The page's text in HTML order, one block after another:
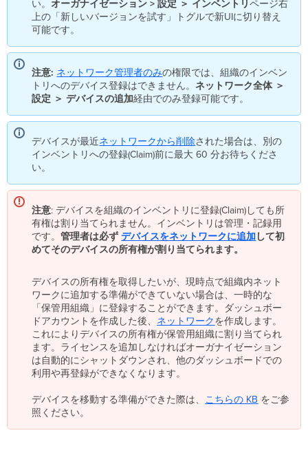
コ
ー
に
つ
い
て
ス
イ
チ
一
括
交
追
加
リ
ソ
ス
い。オーガナイゼーション > 設定 ＞ インベントリページ右
上の「新しいバージョンを試す」トグルで新UIに切り替え
可能です。
注意: ネットワーク管理者のみの権限では、組織のインベン
トリへのデバイス登録はできません。ネットワーク全体 ＞
設定 ＞デバイスの追加経由でのみ登録可能です。
デバイスが最近ネットワークから削除された場合は、別の
インベントリへの登録(Claim)前に最大 60 分お待ちくださ
い。
注意: デバイスを組織のインベントリに登録(Claim)しても所
有権は割り当てられません。インベントリは管理・記録用
です。管理者は必ず デバイスをネットワークに追加して初
めてそのデバイスの所有権が割り当てられます。
デバイスの所有権を取得したいが、現時点で組織内ネット
ワークに追加する準備ができていない場合は、一時的な
「保管用組織」に登録することができます。ダッシュボー
ドアカウントを作成した後、 ネットワークを作成します。
これによりデバイスの所有権が保管用組織に割り当てられ
ます。ライセンスを追加しなければオーガナイゼーション
は自動的にシャットダウンされ、他のダッシュボードでの
利用や再登録ができなくなります。
デバイスを移動する準備ができた際は、 こちらの KB をご参
照ください。